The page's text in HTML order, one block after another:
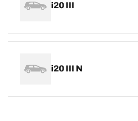
i20 III
i20 III N